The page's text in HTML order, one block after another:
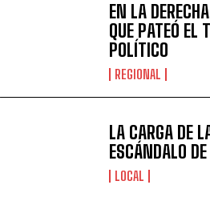
EN LA
QUE PATEÓ EL
POLÍTICO
REGIONAL
LA CARGA DE
ESCÁNDALO
LOCAL